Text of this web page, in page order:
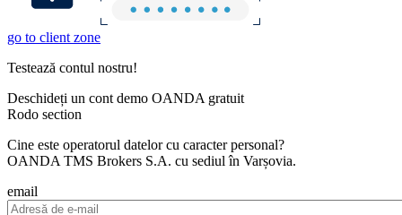
go to client zone
Testează contul nostru!
Deschideți un cont demo OANDA gratuit
Rodo section
Cine este operatorul datelor cu caracter personal?
OANDA TMS Brokers S.A. cu sediul în Varșovia.
email